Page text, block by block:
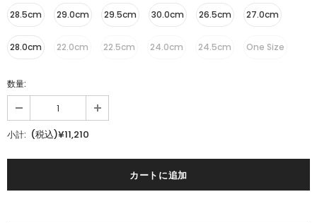
28.5cm 29.0cm 29.5cm 30.0cm 26.5cm 27.0cm
28.0cm 22.0cm 22.5cm 24.0cm 24.5cm One Size
数量:
小計: (税込)¥11,210